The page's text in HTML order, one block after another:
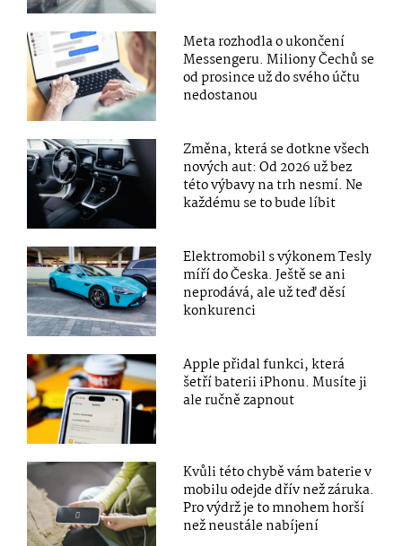
Meta rozhodla o ukončení
Messengeru. Miliony Čechů se
od prosince už do svého účtu
nedostanou
Změna, která se dotkne všech
nových aut: Od 2026 už bez
této výbavy na trh nesmí. Ne
každému se to bude líbit
Elektromobil s výkonem Tesly
míří do Česka. Ještě se ani
neprodává, ale už teď děsí
konkurenci
Apple přidal funkci, která
šetří baterii iPhonu. Musíte ji
ale ručně zapnout
Kvůli této chybě vám baterie v
mobilu odejde dřív než záruka.
Pro výdrž je to mnohem horší
než neustále nabíjení